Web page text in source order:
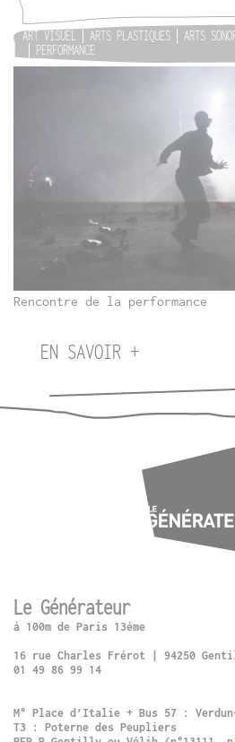
ART VISUEL ARTS PLASTIQUES ARTS
PERFORMANCE
Rencontre de la performance
EN SAVOIR +
Le Générateur
à 100m de Paris 13ème
16 rue Charles Frérot | 94250
01 49 86 99 14
M° Place d’Italie + Bus 57 :
T3 : Poterne des Peupliers